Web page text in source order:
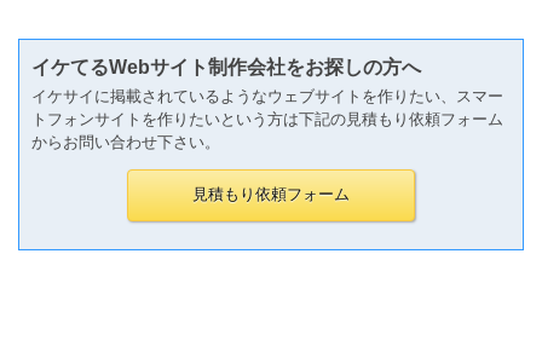
イケてるWebサイト制作会社をお探しの方へ
イケサイに掲載されているようなウェブサイトを作りたい、スマー
トフォンサイトを作りたいという方は下記の見積もり依頼フォーム
からお問い合わせ下さい。